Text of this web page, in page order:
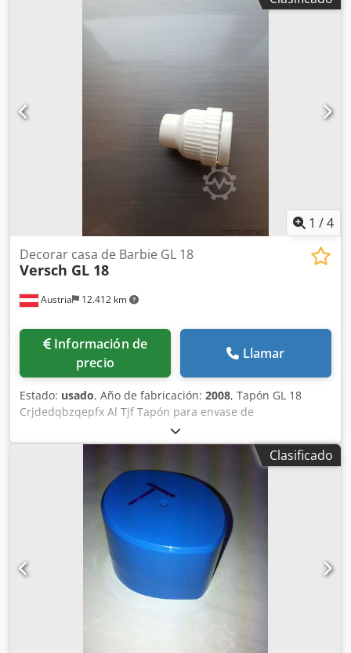
1 /4
Austria 12.412 km
Decorar casa de Barbie GL 18
Versch GL 18
Información de
precio
Llamar
Estado: usado, Año de fabricación: 2008, Tapón GL 18
Crjdedqbzqepfx Al Tjf Tapón para envase de
medicamentos, modelo GL18 Molde para inyección con 10
cavidades
Clasificado